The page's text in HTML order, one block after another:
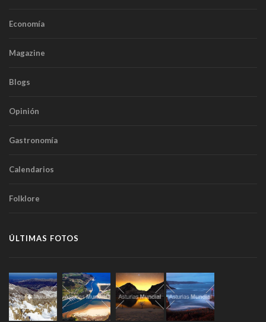
Economía
Magazine
Blogs
Opinión
Gastronomía
Calendarios
Folklore
ÚLTIMAS FOTOS